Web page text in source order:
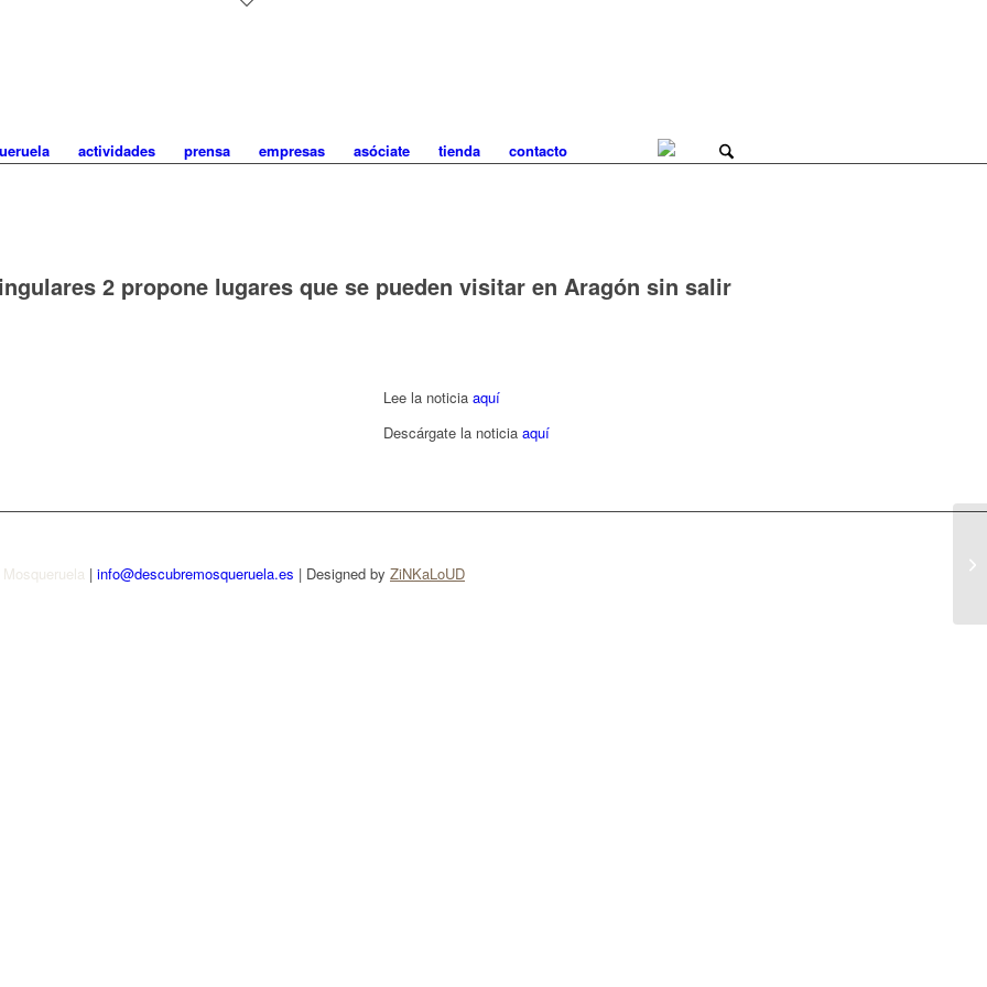
actividades prensa empresas asóciate tienda contacto
2 propone lugares que se pueden visitar en Aragón sin salir
Lee la noticia aquí
Descárgate la noticia aquí
| info@descubremosqueruela.es | Designed by ZiNKaLoUD